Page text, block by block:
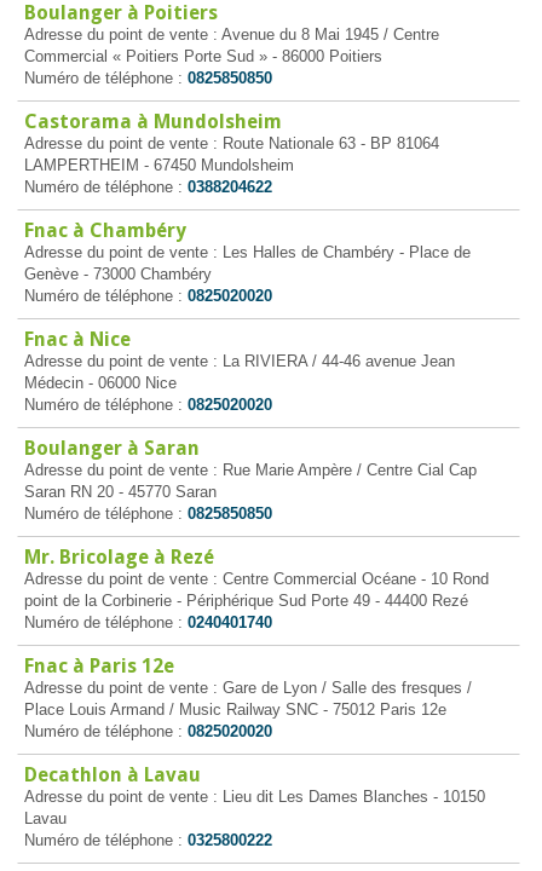
Boulanger à Poitiers
Adresse du point de vente : Avenue du 8 Mai 1945 / Centre
Commercial « Poitiers Porte Sud » - 86000 Poitiers
Numéro de téléphone : 0825850850
Castorama à Mundolsheim
Adresse du point de vente : Route Nationale 63 - BP 81064
LAMPERTHEIM - 67450 Mundolsheim
Numéro de téléphone : 0388204622
Fnac à Chambéry
Adresse du point de vente : Les Halles de Chambéry - Place de
Genève - 73000 Chambéry
Numéro de téléphone : 0825020020
Fnac à Nice
Adresse du point de vente : La RIVIERA / 44-46 avenue Jean
Médecin - 06000 Nice
Numéro de téléphone : 0825020020
Boulanger à Saran
Adresse du point de vente : Rue Marie Ampère / Centre Cial Cap
Saran RN 20 - 45770 Saran
Numéro de téléphone : 0825850850
Mr. Bricolage à Rezé
Adresse du point de vente : Centre Commercial Océane - 10 Rond
point de la Corbinerie - Périphérique Sud Porte 49 - 44400 Rezé
Numéro de téléphone : 0240401740
Fnac à Paris 12e
Adresse du point de vente : Gare de Lyon / Salle des fresques /
Place Louis Armand / Music Railway SNC - 75012 Paris 12e
Numéro de téléphone : 0825020020
Decathlon à Lavau
Adresse du point de vente : Lieu dit Les Dames Blanches - 10150
Lavau
Numéro de téléphone : 0325800222